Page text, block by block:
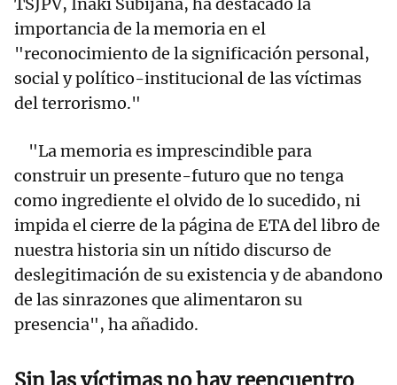
TSJPV, Iñaki Subijana, ha destacado la
importancia de la memoria en el
"reconocimiento de la significación personal,
social y político-institucional de las víctimas
del terrorismo."
"La memoria es imprescindible para
construir un presente-futuro que no tenga
como ingrediente el olvido de lo sucedido, ni
impida el cierre de la página de ETA del libro de
nuestra historia sin un nítido discurso de
deslegitimación de su existencia y de abandono
de las sinrazones que alimentaron su
presencia", ha añadido.